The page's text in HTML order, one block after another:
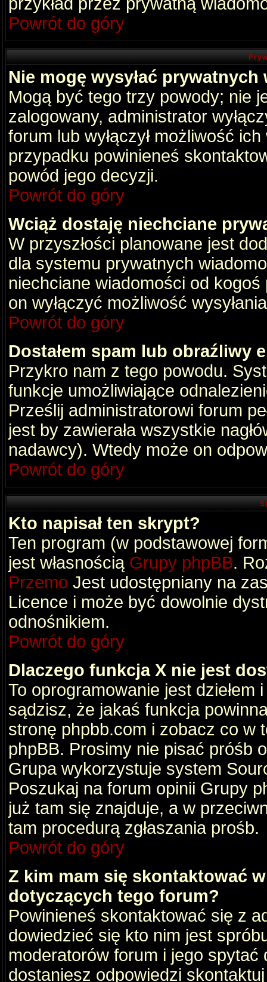
Powrót do góry
Nie mogę wysyłać
Mogą być tego trzy powody; nie
zalogowany, administrator
forum lub wyłączył możliwość
przypadku powinieneś
powód jego decyzji.
Powrót do góry
Wciąż dostaję niechciane
W przyszłości planowane jest
dla systemu prywatnych
niechciane wiadomości od
on wyłączyć możliwość
Powrót do góry
Dostałem spam lub obraźliwy
Przykro nam z tego powodu.
funkcje umożliwiające
Prześlij administratorowi forum
jest by zawierała wszystkie
nadawcy). Wtedy może on
Powrót do góry
Kto napisał ten skrypt?
Ten program (w podstawowej
jest własnością Grupy phpBB.
Przemo Jest udostępniany na
Licence i może być dowolnie
odnośnikiem.
Powrót do góry
Dlaczego funkcja X nie jest
To oprogramowanie jest dziełem
sądzisz, że jakaś funkcja
stronę phpbb.com i zobacz co w
phpBB. Prosimy nie pisać próśb
Grupa wykorzystuje system
Poszukaj na forum opinii Grupy
już tam się znajduje, a w
tam procedurą zgłaszania prośb.
Powrót do góry
Z kim mam się skontaktować
dotyczących tego forum?
Powinieneś skontaktować się z
dowiedzieć się kto nim jest
moderatorów forum i jego
dostaniesz odpowiedzi